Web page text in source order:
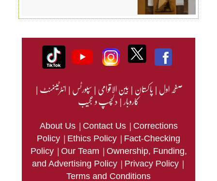
صفحہ اول|پاکستان|بین الاقوامی|سپورٹس|انٹرٹینمنٹ|
کاروبار|دلچسپ و عجیب
About Us | Contact Us | Corrections
Policy | Ethics Policy | Fact-Checking
Policy | Our Team | Ownership, Funding,
and Advertising Policy | Privacy Policy |
Terms and Conditions